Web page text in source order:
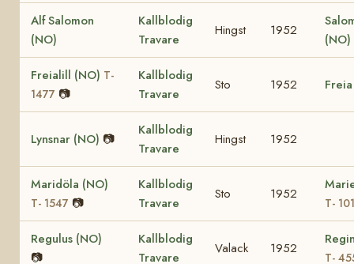
Alf Salomon
(NO)
Kallblodig
Travare
Hingst 1952
(NO)
Freialill (NO) T-
1477 📷
Kallblodig
Travare
Sto 1952
Lynsnar (NO) 📷
Kallblodig
Travare
Hingst 1952
Maridöla (NO)
T- 1547 📷
Kallblodig
Travare
Sto 1952
T-
Regulus (NO)
📷
Kallblodig
Travare
Valack 1952
T-